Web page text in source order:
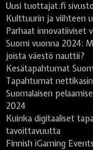
Uusi tuottajat.fi sivusto
Kulttuurin ja viihteen
Parhaat innovatiiviset
Suomi vuonna 2024:
joista väestö nauttii?
Kesätapahtumat
Tapahtumat
Suomalaisen
2024
Kuinka digitaaliset
tavoittavuutta
Finnish iGaming